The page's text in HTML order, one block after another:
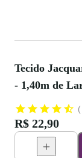
Tecido
- 1,40m de
R$ 22,90